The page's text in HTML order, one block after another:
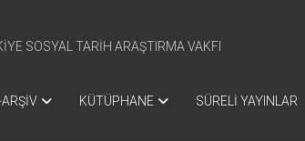
SOSYAL TARİH ARAŞTIRMA VAKFI
ARŞİV KÜTÜPHANE SÜRELİ YAYINLAR